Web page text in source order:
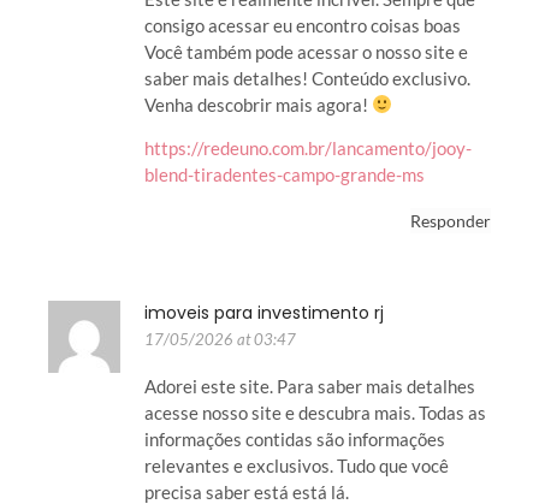
consigo acessar eu encontro coisas boas
Você também pode acessar o nosso site e
saber mais detalhes! Conteúdo exclusivo.
Venha descobrir mais agora!
https://redeuno.com.br/lancamento/jooy-
blend-tiradentes-campo-grande-ms
Responder
imoveis para investimento rj
17/05/2026 at 03:47
Adorei este site. Para saber mais detalhes
acesse nosso site e descubra mais. Todas as
informações contidas são informações
relevantes e exclusivos. Tudo que você
precisa saber está está lá.